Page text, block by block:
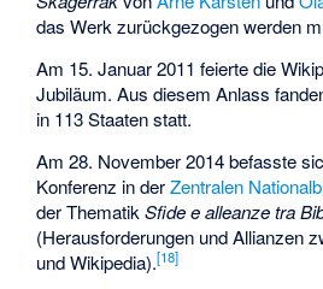
das Werk zurückgezogen werden
Am 15. Januar 2011 feierte die
Jubiläum. Aus diesem Anlass
in 113 Staaten statt.
Am 28. November 2014 befasste
Konferenz in derZentralen
der ThematikSfide e alleanze tra
(Herausforderungen und Allianzen
und Wikipedia).[18]